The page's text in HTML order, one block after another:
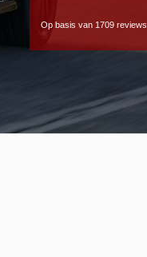
Op basis van 1709 reviews